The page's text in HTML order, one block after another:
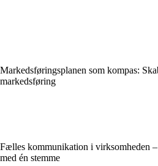
Markedsføringsplanen som kompas:
markedsføring
Fælles kommunikation i virksomheden
med én stemme